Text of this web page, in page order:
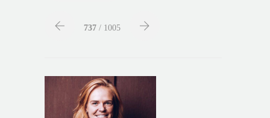
737 / 1005